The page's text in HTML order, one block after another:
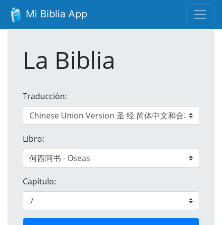
Mi Biblia App
La Biblia
Traducción:
Libro:
Capítulo: